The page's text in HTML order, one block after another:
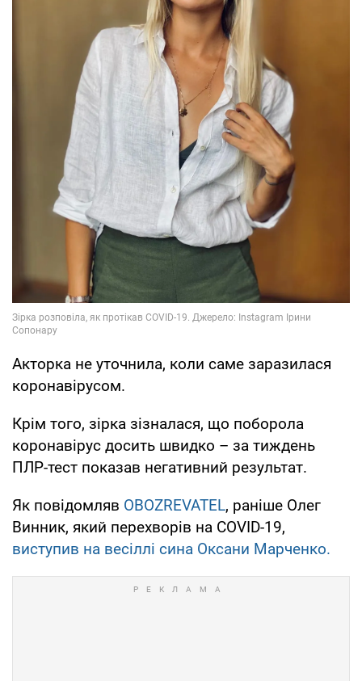
Акторка не уточнила, коли саме заразилася
коронавірусом.
Крім того, зірка зізналася, що поборола
коронавірус досить швидко – за тиждень
ПЛР-тест показав негативний результат.
Як повідомляв OBOZREVATEL, раніше Олег
Винник, який перехворів на COVID-19,
виступив на весіллі сина Оксани Марченко.